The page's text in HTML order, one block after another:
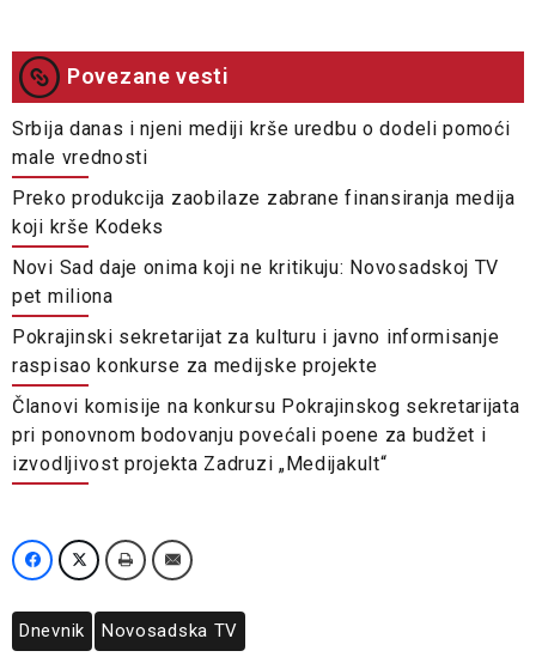
Povezane vesti
Srbija danas i njeni mediji krše uredbu o dodeli pomoći
male vrednosti
Preko produkcija zaobilaze zabrane finansiranja medija
koji krše Kodeks
Novi Sad daje onima koji ne kritikuju: Novosadskoj TV
pet miliona
Pokrajinski sekretarijat za kulturu i javno informisanje
raspisao konkurse za medijske projekte
Članovi komisije na konkursu Pokrajinskog sekretarijata
pri ponovnom bodovanju povećali poene za budžet i
izvodljivost projekta Zadruzi „Medijakult“
Dnevnik Novosadska TV